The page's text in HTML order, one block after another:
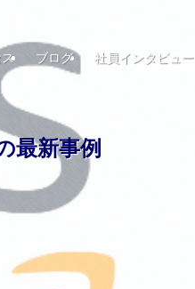
ブログ 社員インタビュー
最新事例